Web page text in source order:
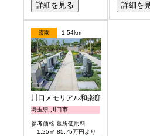
詳細を見る 詳細を
霊園 1.54km
川口メモリアル和楽邸
埼玉県 川口市
参考価格:墓所使用料
1.25㎡ 85.75万円より